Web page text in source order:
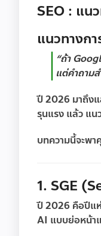
SEO : แน
แนวทางก
“ถ้า
แต่คำถาม
ปี 2026 มาถึง
รุนแรง แล้ว แน
บทความนี้จะพา
1. SGE
ปี 2026 คือปีแ
AI แบบย่อหน้า